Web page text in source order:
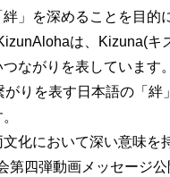
」を深めることを目的
は、Kizuna(キ
ながりを表しています。
がりを表す日本語の「
化において深い意味を
第四弾動画メッセージ